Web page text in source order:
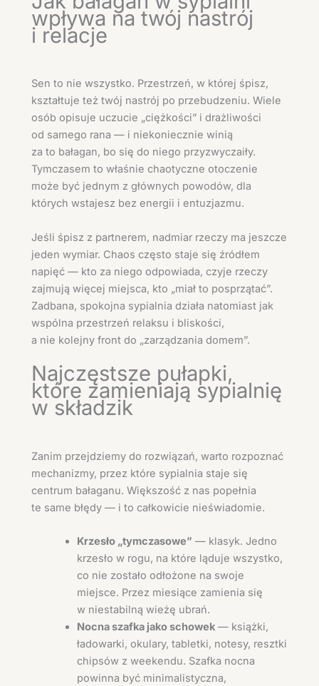
wpływa na twój nastrój
i relacje
Sen to nie wszystko. Przestrzeń, w której śpisz,
kształtuje też twój nastrój po przebudzeniu. Wiele
osób opisuje uczucie „ciężkości” i drażliwości
od samego rana — i niekoniecznie winią
za to bałagan, bo się do niego przyzwyczaiły.
Tymczasem to właśnie chaotyczne otoczenie
może być jednym z głównych powodów, dla
których wstajesz bez energii i entuzjazmu.
Jeśli śpisz z partnerem, nadmiar rzeczy ma jeszcze
jeden wymiar. Chaos często staje się źródłem
napięć — kto za niego odpowiada, czyje rzeczy
zajmują więcej miejsca, kto „miał to posprzątać”.
Zadbana, spokojna sypialnia działa natomiast jak
wspólna przestrzeń relaksu i bliskości,
a nie kolejny front do „zarządzania domem”.
Najczęstsze pułapki,
które zamieniają sypialnię
w składzik
Zanim przejdziemy do rozwiązań, warto rozpoznać
mechanizmy, przez które sypialnia staje się
centrum bałaganu. Większość z nas popełnia
te same błędy — i to całkowicie nieświadomie.
Krzesło „tymczasowe” — klasyk. Jedno
krzesło w rogu, na które ląduje wszystko,
co nie zostało odłożone na swoje
miejsce. Przez miesiące zamienia się
w niestabilną wieżę ubrań.
Nocna szafka jako schowek— książki,
ładowarki, okulary, tabletki, notesy, resztki
chipsów z weekendu. Szafka nocna
powinna być minimalistyczna,